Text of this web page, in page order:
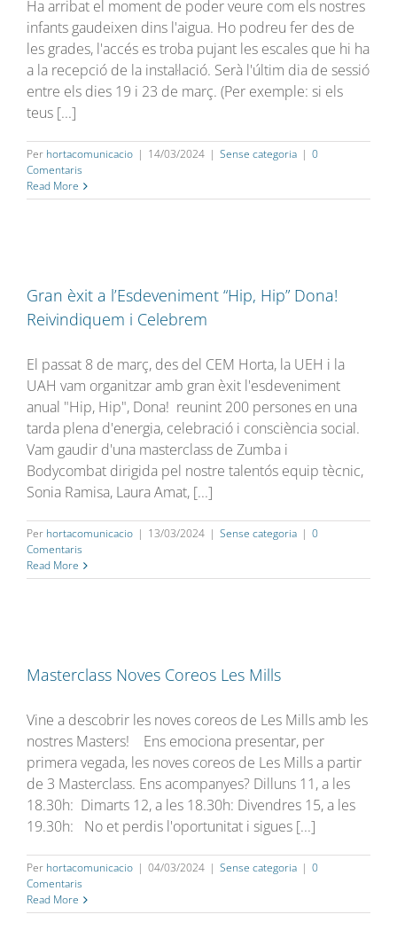
Ha arribat el moment de poder veure com els nostres
infants gaudeixen dins l'aigua. Ho podreu fer des de
les grades, l'accés es troba pujant les escales que hi ha
a la recepció de la instal·lació. Serà l'últim dia de sessió
entre els dies 19 i 23 de març. (Per exemple: si els
teus [...]
Per hortacomunicacio | 14/03/2024 | Sense categoria | 0
Comentaris
Read More
Gran èxit a l’Esdeveniment “Hip, Hip” Dona!
Reivindiquem i Celebrem
El passat 8 de març, des del CEM Horta, la UEH i la
UAH vam organitzar amb gran èxit l'esdeveniment
anual "Hip, Hip", Dona! reunint 200 persones en una
tarda plena d'energia, celebració i consciència social.
Vam gaudir d'una masterclass de Zumba i
Bodycombat dirigida pel nostre talentós equip tècnic,
Sonia Ramisa, Laura Amat, [...]
Per hortacomunicacio | 13/03/2024 | Sense categoria | 0
Comentaris
Read More
Masterclass Noves Coreos Les Mills
Vine a descobrir les noves coreos de Les Mills amb les
nostres Masters! Ens emociona presentar, per
primera vegada, les noves coreos de Les Mills a partir
de 3 Masterclass. Ens acompanyes? Dilluns 11, a les
18.30h: Dimarts 12, a les 18.30h: Divendres 15, a les
19.30h: No et perdis l'oportunitat i sigues [...]
Per hortacomunicacio | 04/03/2024 | Sense categoria | 0
Comentaris
Read More